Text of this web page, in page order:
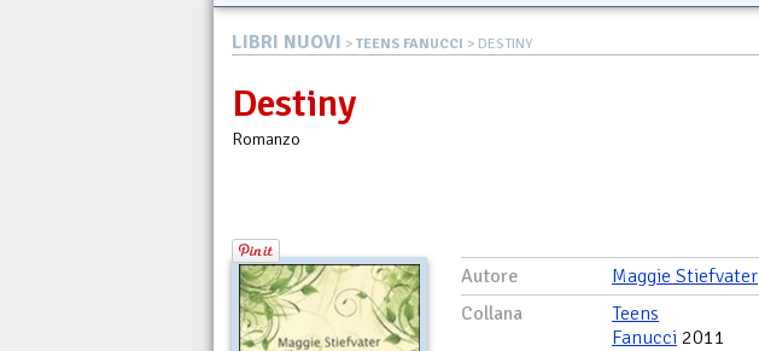
LIBRI NUOVI > TEENS FANUCCI > DESTINY
Destiny
Romanzo
Autore
Maggie Stiefvater
Collana
Teens
Fanucci 2011